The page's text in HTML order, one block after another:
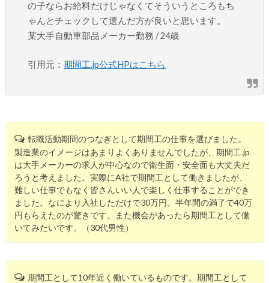
の子ならお給料だけじゃなくてそういうところもち
ゃんとチェックして選んだ方が良いと思います。
某大手自動車部品メーカー勤務 / 24歳
引用元：期間工.jp公式HPはこちら
転職活動期間のつなぎとして期間工の仕事を選びました。
製造業のイメージはあまりよくありませんでしたが、期間工.jp
は大手メーカーの求人が中心なので衛生面・安全面も大丈夫だ
ろうと考えました。実際にA社で期間工として働きましたが、
難しい仕事でもなく皆さんいい人で楽しく仕事することができ
ました。なにより入社しただけで30万円。半年間の満了で40万
円もらえたのが驚きです。また機会があったら期間工として働
いてみたいです。（30代男性）
期間工として10年近く働いているものです。期間工として